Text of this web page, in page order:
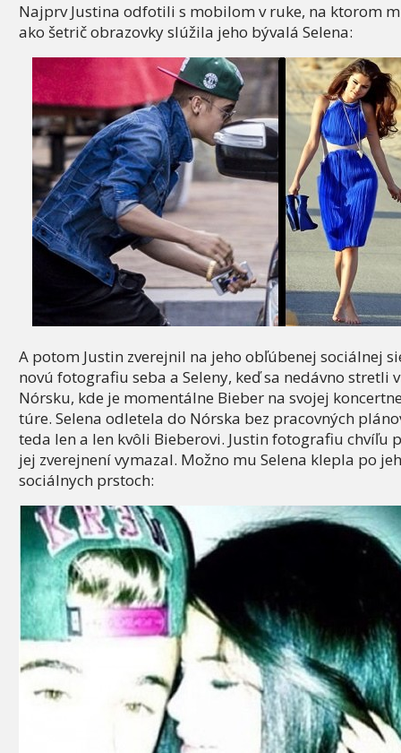
Najprv Justina odfotili s mobilom v ruke, na ktorom
ako šetrič obrazovky slúžila jeho bývalá Selena:
A potom Justin zverejnil na jeho obľúbenej sociálnej
novú fotografiu seba a Seleny, keď sa nedávno stretli v
Nórsku, kde je momentálne Bieber na svojej
túre. Selena odletela do Nórska bez pracovných
teda len a len kvôli Bieberovi. Justin fotografiu chvíľu
jej zverejnení vymazal. Možno mu Selena klepla po
sociálnych prstoch: